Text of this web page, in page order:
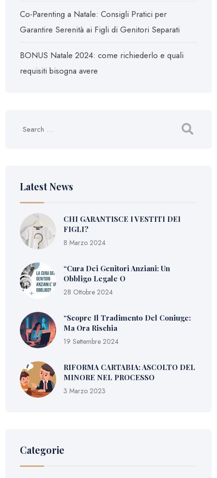
Co-Parenting a Natale: Consigli Pratici per
Garantire Serenità ai Figli di Genitori Separati
BONUS Natale 2024: come richiederlo e quali
requisiti bisogna avere
Latest News
CHI GARANTISCE I VESTITI DEI
FIGLI?
8 Marzo 2024
“Cura Dei Genitori Anziani: Un
Obbligo Legale O
28 Ottobre 2024
“Scopre Il Tradimento Del Coniuge:
Ma Ora Rischia
19 Settembre 2024
RIFORMA CARTABIA: ASCOLTO DEL
MINORE NEL PROCESSO
3 Marzo 2023
Categorie